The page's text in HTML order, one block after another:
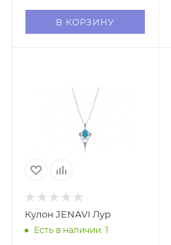
В КОРЗИНУ
Кулон JENAVI Лур
Есть в наличии: 1